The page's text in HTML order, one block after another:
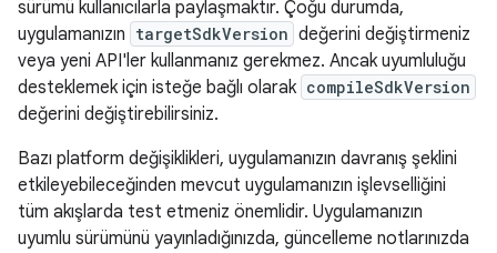
sürümü kullanıcılarla paylaşmaktır. Çoğu durumda,
uygulamanızın targetSdkVersion değerini değiştirmeniz
veya yeni API'ler kullanmanız gerekmez. Ancak uyumluluğu
desteklemek için isteğe bağlı olarak compileSdkVersion
değerini değiştirebilirsiniz.
Bazı platform değişiklikleri, uygulamanızın davranış şeklini
etkileyebileceğinden mevcut uygulamanızın işlevselliğini
tüm akışlarda test etmeniz önemlidir. Uygulamanızın
uyumlu sürümünü yayınladığınızda, güncelleme notlarınızda